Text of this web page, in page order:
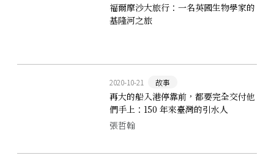
福爾摩沙大旅行：一名英國生物學家的
基隆河之旅
2020-10-21 故事
再大的船入港停靠前，都要完全交付他
們手上：150 年來臺灣的引水人
張哲翰